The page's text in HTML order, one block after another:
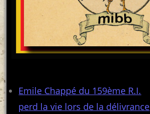
Emile Chappé du 159ème R.I.
perd la vie lors de la délivrance